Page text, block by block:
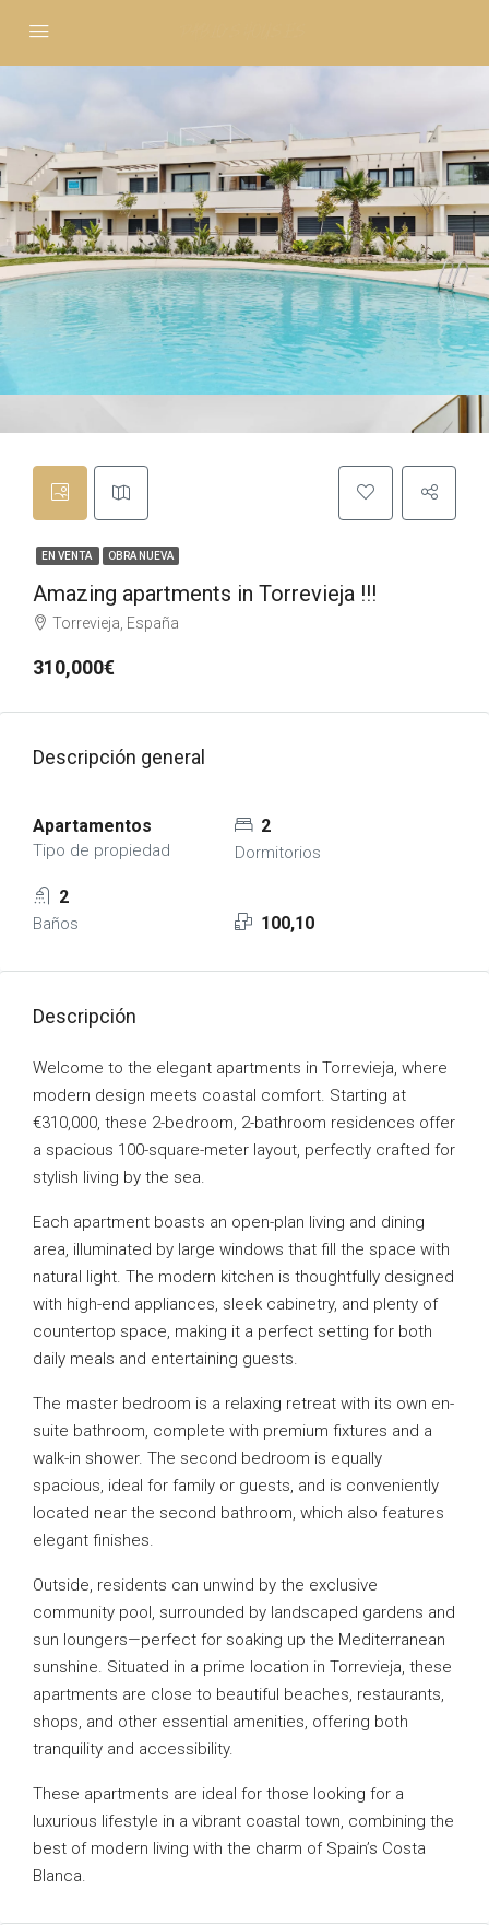
EN VENTA OBRA NUEVA
Amazing apartments in Torrevieja !!!
Torrevieja, España
310,000€
Descripción general
Apartamentos
Tipo de propiedad
2
Dormitorios
2
Baños 100,10
Descripción
Welcome to the elegant apartments in Torrevieja, where
modern design meets coastal comfort. Starting at
€310,000, these 2-bedroom, 2-bathroom residences offer
a spacious 100-square-meter layout, perfectly crafted for
stylish living by the sea.
Each apartment boasts an open-plan living and dining
area, illuminated by large windows that fill the space with
natural light. The modern kitchen is thoughtfully designed
with high-end appliances, sleek cabinetry, and plenty of
countertop space, making it a perfect setting for both
daily meals and entertaining guests.
The master bedroom is a relaxing retreat with its own en-
suite bathroom, complete with premium fixtures and a
walk-in shower. The second bedroom is equally
spacious, ideal for family or guests, and is conveniently
located near the second bathroom, which also features
elegant finishes.
Outside, residents can unwind by the exclusive
community pool, surrounded by landscaped gardens and
sun loungers—perfect for soaking up the Mediterranean
sunshine. Situated in a prime location in Torrevieja, these
apartments are close to beautiful beaches, restaurants,
shops, and other essential amenities, offering both
tranquility and accessibility.
These apartments are ideal for those looking for a
luxurious lifestyle in a vibrant coastal town, combining the
best of modern living with the charm of Spain’s Costa
Blanca.